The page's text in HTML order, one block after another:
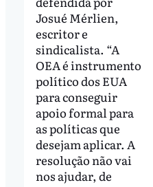
Josué Mérlien,
escritor e
sindicalista. “A
OEA é instrumento
político dos EUA
para conseguir
apoio formal para
as políticas que
desejam aplicar. A
resolução não vai
nos ajudar, de